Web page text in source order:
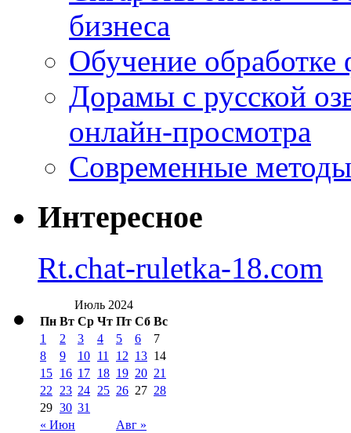
бизнеса
Обучение
Дорамы с русской
онлайн-просмотра
Современные
Интересное
Rt.chat-ruletka-18.com
Июль 2024
Пн Вт Ср Чт Пт Сб Вс
« Июн Авг »
1 2 3 4 5 6
7
8
9 10 11 12 13 14
15 16 17 18 19 20 21
22
23 24 25 26 27 28
29 30 31